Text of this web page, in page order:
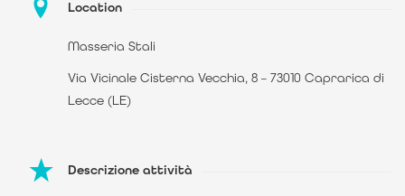
Location
Masseria Stali
Via Vicinale Cisterna Vecchia, 8 – 73010 Caprarica di
Lecce (LE)
Descrizione attività